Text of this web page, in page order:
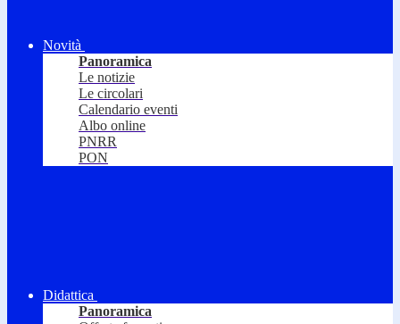
Novità
Panoramica
Le notizie
Le circolari
Calendario eventi
Albo online
PNRR
PON
Didattica
Panoramica